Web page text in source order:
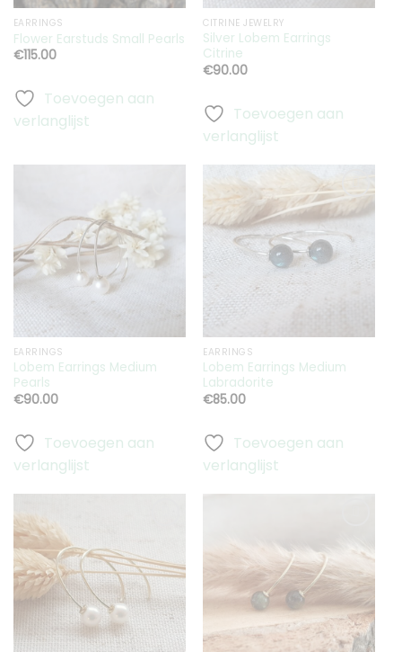
EARRINGS
Flower Earstuds Small Pearls
€115.00
Toevoegen aan
verlanglijst
CITRINE JEWELRY
Silver Lobem Earrings
Citrine
€90.00
Toevoegen aan
verlanglijst
Toevoegen
aan
verlanglijst
EARRINGS
Lobem Earrings Medium
Pearls
€90.00
Toevoegen aan
verlanglijst
Toevoegen
aan
verlanglijst
EARRINGS
Lobem Earrings Medium
Labradorite
€85.00
Toevoegen aan
verlanglijst
Toevoegen
aan
verlanglijst
Toevoegen
aan
verlanglijst